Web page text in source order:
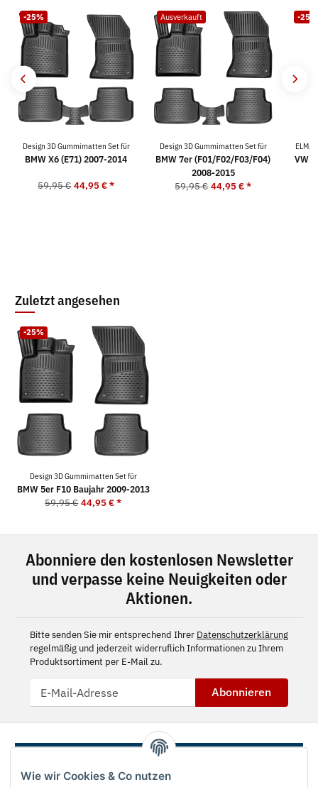
Wie wir Cookies & Co nutzen
-25%
Design 3D Gummimatten Set für
BMW X6 (E71) 2007-2014
59,95 € 44,95 €*
Ausverkauft
Design 3D Gummimatten Set für
BMW 7er (F01/F02/F03/F04)
2008-2015
59,95 € 44,95 €*
-25%
VW
Zuletzt angesehen
-25%
Design 3D Gummimatten Set für
BMW 5er F10 Baujahr 2009-2013
59,95 € 44,95 €*
Abonniere den kostenlosen Newsletter
und verpasse keine Neuigkeiten oder
Aktionen.
Bitte senden Sie mir entsprechend Ihrer Datenschutzerklärung
regelmäßig und jederzeit widerruflich Informationen zu Ihrem
Produktsortiment per E-Mail zu.
Abonnieren